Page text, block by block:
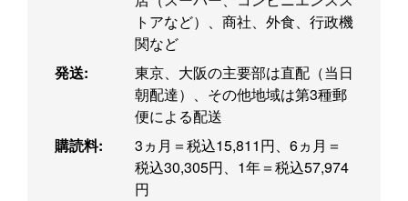
トアなど）、商社、外食、行政機
関など
発送:
東京、大阪の主要部は直配（当日
朝配達）、その他地域は第3種郵
便による配送
購読料:
3ヵ月＝税込15,811円、6ヵ月＝
税込30,305円、1年＝税込57,974
円